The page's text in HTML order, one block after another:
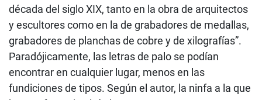
década del siglo XIX, tanto en la obra de arquitectos
y escultores como en la de grabadores de medallas,
grabadores de planchas de cobre y de xilografías”.
Paradójicamente, las letras de palo se podían
encontrar en cualquier lugar, menos en las
fundiciones de tipos. Según el autor, la ninfa a la que